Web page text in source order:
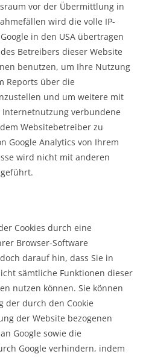
vor der Übermittlung in
wird die volle IP-
in den USA übertragen
Betreibers dieser Website
benutzen, um Ihre Nutzung
Reports über die
und um weitere mit
verbundene
Websitebetreiber zu
Google Analytics von Ihrem
wird nicht mit anderen
Cookies durch eine
Browser-Software
darauf hin, dass Sie in
sämtliche Funktionen dieser
nutzen können. Sie können
der durch den Cookie
der Website bezogenen
Google sowie die
Google verhindern, indem